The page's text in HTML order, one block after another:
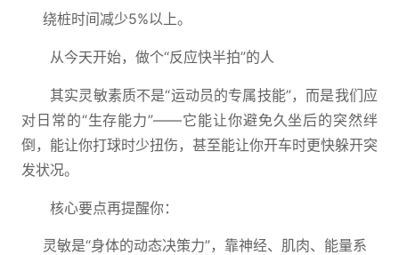
绕桩时间减少5%以上。
从今天开始，做个“反应快半拍”的人
其实灵敏素质不是“运动员的专属技能”，而是我们应
对日常的“生存能力”——它能让你避免久坐后的突然绊
倒，能让你打球时少扭伤，甚至能让你开车时更快躲开突
发状况。
核心要点再提醒你：
灵敏是“身体的动态决策力”，靠神经、肌肉、能量系